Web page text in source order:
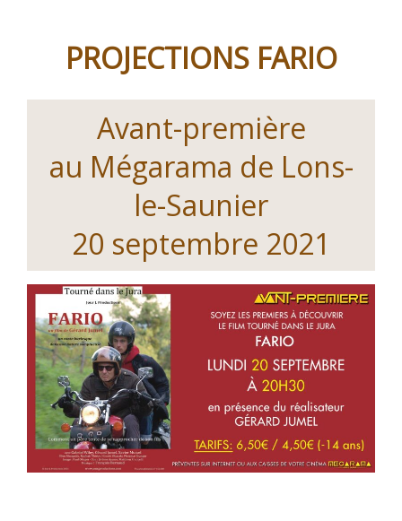
PROJECTIONS FARIO
Avant-première
au Mégarama de Lons-
le-Saunier
20 septembre 2021